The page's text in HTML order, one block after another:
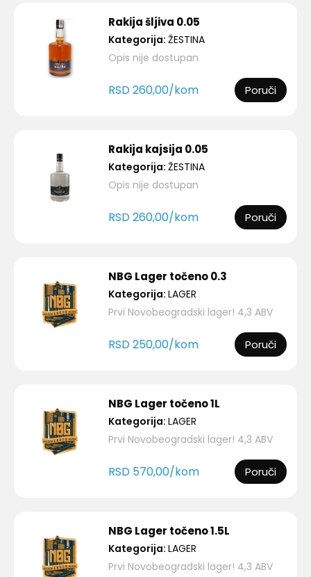
Rakija šljiva 0.05
Kategorija: ŽESTINA
Opis nije dostupan
RSD260,00/kom Poruči
Rakija kajsija 0.05
Kategorija: ŽESTINA
Opis nije dostupan
RSD260,00/kom Poruči
NBG Lager točeno 0.3
Kategorija: LAGER
Prvi Novobeogradski lager! 4,3 ABV
RSD250,00/kom Poruči
NBG Lager točeno 1L
Kategorija: LAGER
Prvi Novobeogradski lager! 4,3 ABV
RSD 570,00/kom Poruči
NBG Lager točeno 1.5L
Kategorija: LAGER
Prvi Novobeogradski lager! 4,3 ABV